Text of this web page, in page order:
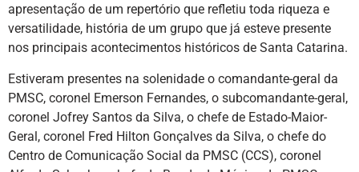
apresentação de um repertório que refletiu toda riqueza e
versatilidade, história de um grupo que já esteve presente
nos principais acontecimentos históricos de Santa Catarina.
Estiveram presentes na solenidade o comandante-geral da
PMSC, coronel Emerson Fernandes, o subcomandante-geral,
coronel Jofrey Santos da Silva, o chefe de Estado-Maior-
Geral, coronel Fred Hilton Gonçalves da Silva, o chefe do
Centro de Comunicação Social da PMSC (CCS), coronel